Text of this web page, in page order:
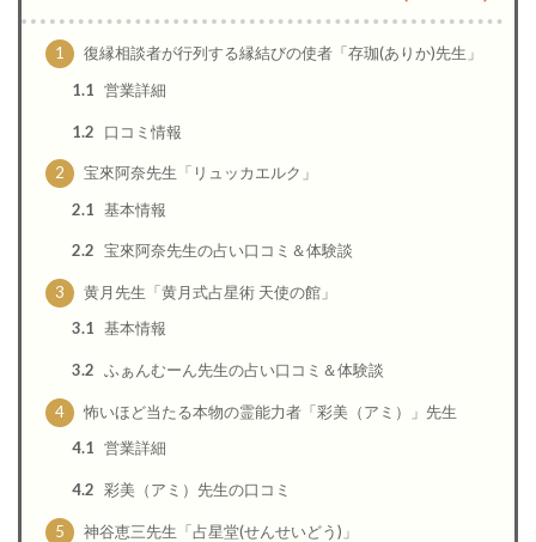
1
復縁相談者が行列する縁結びの使者「存珈(ありか)先生」
1.1 営業詳細
1.2 口コミ情報
2
宝來阿奈先生「リュッカエルク」
2.1 基本情報
2.2 宝來阿奈先生の占い口コミ＆体験談
3
黄月先生「黄月式占星術 天使の館」
3.1 基本情報
3.2 ふぁんむーん先生の占い口コミ＆体験談
4
怖いほど当たる本物の霊能力者「彩美（アミ）」先生
4.1 営業詳細
4.2 彩美（アミ）先生の口コミ
5
神谷恵三先生「占星堂(せんせいどう)」